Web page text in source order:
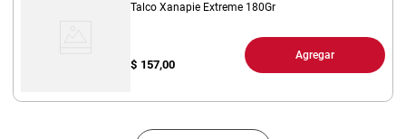
Talco Xanapie Extreme 180Gr
$ 157,00
Agregar